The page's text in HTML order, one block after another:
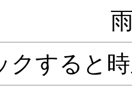
クすると